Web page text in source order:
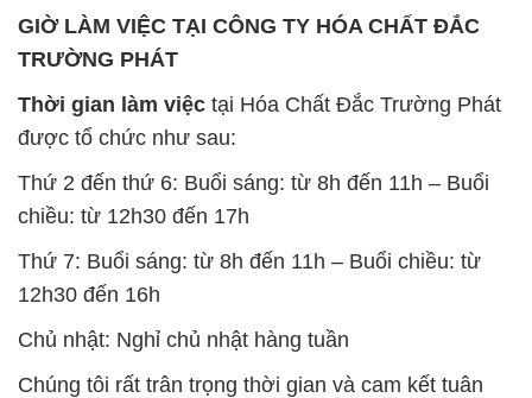
GIỜ LÀM VIỆC TẠI CÔNG TY HÓA CHẤT ĐẮC
TRƯỜNG PHÁT
Thời gian làm việc tại Hóa Chất Đắc Trường Phát
được tổ chức như sau:
Thứ 2 đến thứ 6: Buổi sáng: từ 8h đến 11h – Buổi
chiều: từ 12h30 đến 17h
Thứ 7: Buổi sáng: từ 8h đến 11h – Buổi chiều: từ
12h30 đến 16h
Chủ nhật: Nghỉ chủ nhật hàng tuần
Chúng tôi rất trân trọng thời gian và cam kết tuân